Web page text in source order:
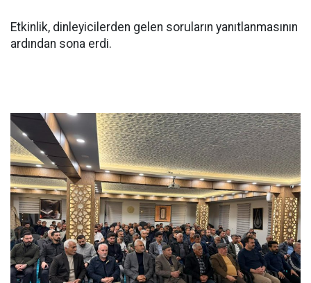
Etkinlik, dinleyicilerden gelen soruların yanıtlanmasının
ardından sona erdi.